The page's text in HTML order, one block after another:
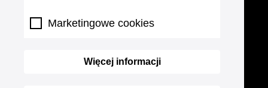
Marketingowe cookies
Więcej informacji